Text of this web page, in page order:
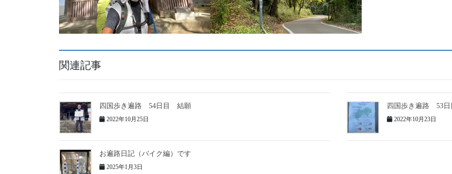
関連記事
四国歩き遍路 54日目 結願
2022年10月25日
四国歩き遍路 53日
2022年10月23日
お遍路日記（バイク編）です
2025年1月3日